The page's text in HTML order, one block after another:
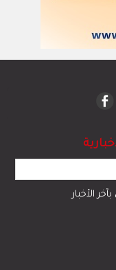
الأخبار